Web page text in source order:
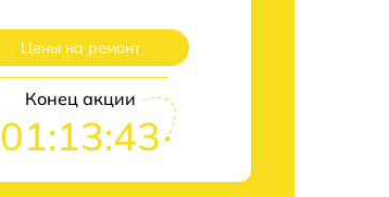
Цены на ремонт
Конец акции
01:13:42